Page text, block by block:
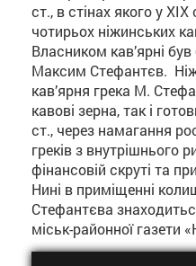
ст., в стінах якого у
чотирьох ніжинських
Власником кав’ярні
Максим Стефантєв.
кав’ярня грека М.
кавові зерна, так і
ст., через намагання
греків з внутрішнього
фінансовій скруті та
Нині в приміщенні
Стефантєва
міськ-районної газети